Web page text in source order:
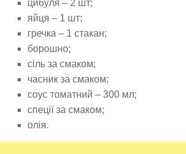
цибуля – 2 шт;
яйця – 1 шт;
гречка – 1 стакан;
борошно;
сіль за смаком;
часник за смаком;
соус томатний – 300 мл;
спеції за смаком;
олія.